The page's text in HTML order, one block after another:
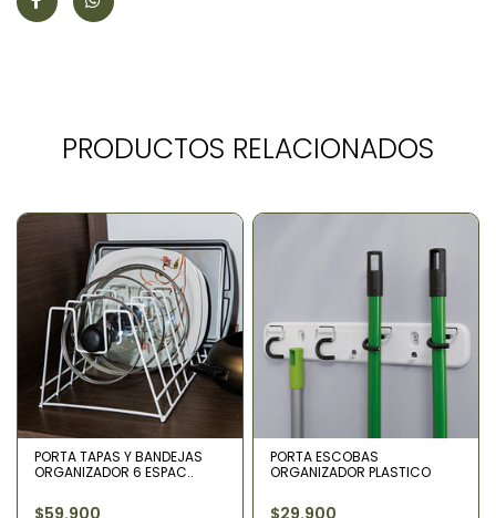
PRODUCTOS RELACIONADOS
PORTA TAPAS Y BANDEJAS
ORGANIZADOR 6 ESPAC..
$59.900
PORTA ESCOBAS
ORGANIZADOR PLASTICO
$29.900